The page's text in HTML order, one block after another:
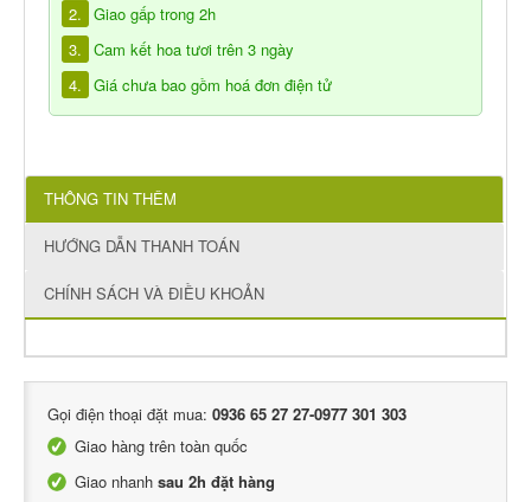
2. Giao gấp trong 2h
3. Cam kết hoa tươi trên 3 ngày
4. Giá chưa bao gồm hoá đơn điện tử
THÔNG TIN THÊM
HƯỚNG DẪN THANH TOÁN
CHÍNH SÁCH VÀ ĐIỀU KHOẢN
Gọi điện thoại đặt mua: 0936 65 27 27-0977 301 303
Giao hàng trên toàn quốc
Giao nhanh sau 2h đặt hàng